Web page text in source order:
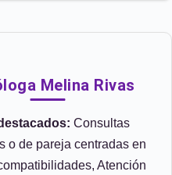
Melina Rivas
Consultas
o de pareja centradas en
Atención